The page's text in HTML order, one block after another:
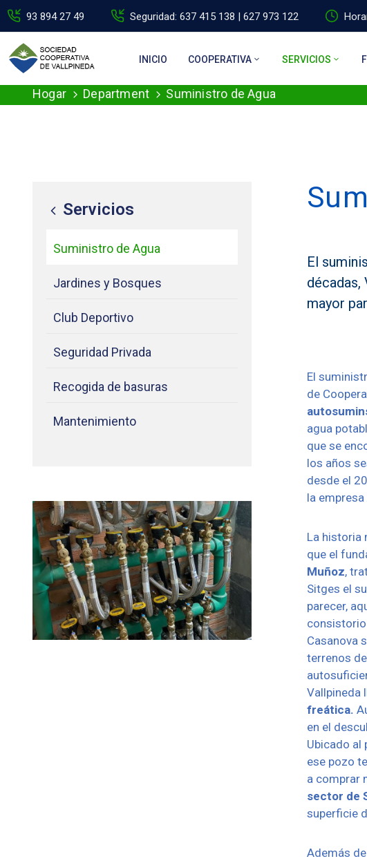
93 894 27 49 Seguridad: 637 415 138 | 627 973 122
INICIO COOPERATIVA SERVICIOS
Hogar Department Suministro de Agua
Servicios
Suministro de Agua
Jardines y Bosques
Club Deportivo
Seguridad Privada
Recogida de basuras
Mantenimiento
El
décadas,
mayor
El
de
agua
que se
los años
desde el
la empresa
La historia
que el
Muñoz,
Sitges el
parecer,
consistorio
Casanova
terrenos
Vallpineda
freática.
en el
Ubicado al
ese pozo
a comprar
sector de
superficie
Además
Caseta del pozo núm. 2